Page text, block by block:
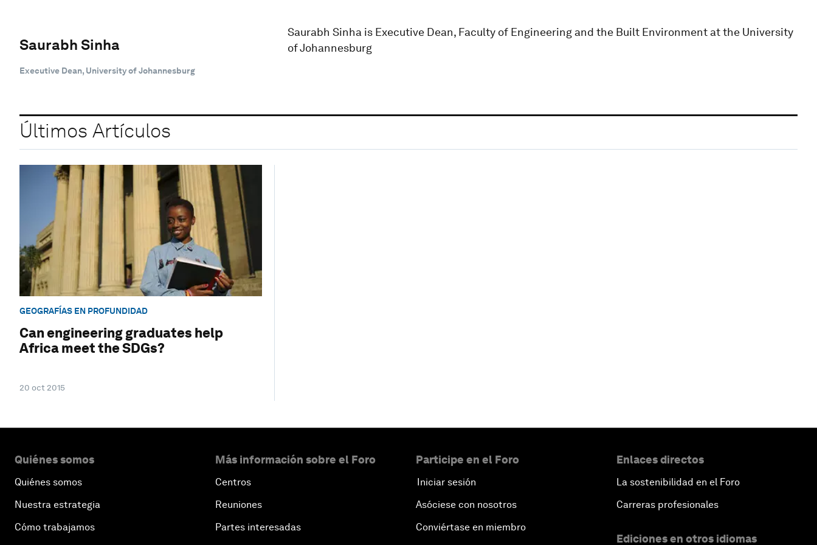
Saurabh Sinha
Executive Dean, University of Johannesburg
Saurabh Sinha is Executive Dean, Faculty of Engineering and the Built Environment at the University
of Johannesburg
Últimos Artículos
GEOGRAFÍAS EN PROFUNDIDAD
Can engineering graduates help
Africa meet the SDGs?
20 oct 2015
Quiénes somos
Quiénes somos
Nuestra estrategia
Cómo trabajamos
Más información sobre el Foro
Centros
Reuniones
Partes interesadas
Participe en el Foro
Iniciar sesión
Asóciese con nosotros
Conviértase en miembro
Enlaces directos
La sostenibilidad en el Foro
Carreras profesionales
Ediciones en otros idiomas